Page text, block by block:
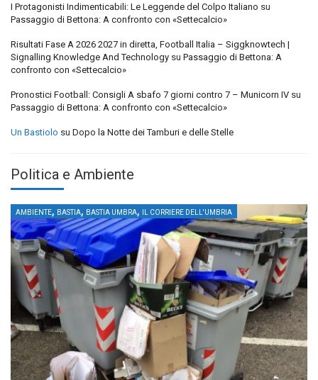
I Protagonisti Indimenticabili: Le Leggende del Colpo Italiano su
Passaggio di Bettona: A confronto con «Settecalcio»
Risultati Fase A 2026 2027 in diretta, Football Italia – Siggknowtech |
Signalling Knowledge And Technology su Passaggio di Bettona: A
confronto con «Settecalcio»
Pronostici Football: Consigli A sbafo 7 giorni contro 7 – Municorn IV su
Passaggio di Bettona: A confronto con «Settecalcio»
Un Bastiolo su Dopo la Notte dei Tamburi e delle Stelle
Politica e Ambiente
AMBIENTE, BASTIA, BASTIA UMBRA, IL CORRIERE DELL'UMBRIA